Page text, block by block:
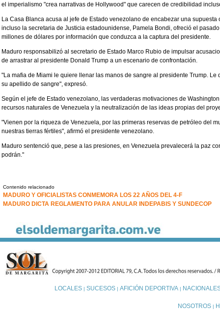
el imperialismo "crea narrativas de Hollywood" que carecen de credibilidad
La Casa Blanca acusa al jefe de Estado venezolano de encabezar una
incluso la secretaria de Justicia estadounidense, Pamela Bondi, ofreció el
millones de dólares por información que conduzca a la captura del presidente.
Maduro responsabilizó al secretario de Estado Marco Rubio de impulsar
de arrastrar al presidente Donald Trump a un escenario de confrontación.
"La mafia de Miami le quiere llenar las manos de sangre al presidente Trump.
su apellido de sangre", expresó.
Según el jefe de Estado venezolano, las verdaderas motivaciones de
recursos naturales de Venezuela y la neutralización de las ideas propias del
"Vienen por la riqueza de Venezuela, por las primeras reservas de petróleo del
nuestras tierras fértiles", afirmó el presidente venezolano.
Maduro sentenció que, pese a las presiones, en Venezuela prevalecerá la paz
podrán."
Contenido relacionado
MADURO Y OFICIALISTAS CONMEMORA LOS 22 AÑOS DEL 4-F
MADURO DICTA REGLAMENTO PARA ANULAR INDEPABIS Y SUNDECOP
LOCALES| SUCESOS| AFICIÓN DEPORTIVA|
NOSOTROS |